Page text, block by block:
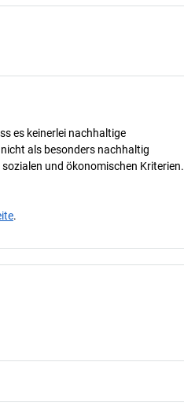
es keinerlei nachhaltige
als besonders nachhaltig
und ökonomischen Kriterien.
.